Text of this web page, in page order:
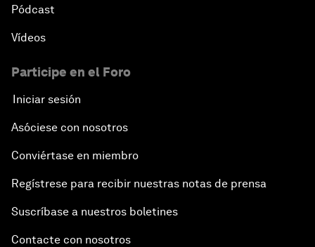
Pódcast
Vídeos
Participe en el Foro
Iniciar sesión
Asóciese con nosotros
Conviértase en miembro
Regístrese para recibir nuestras notas de prensa
Suscríbase a nuestros boletines
Contacte con nosotros